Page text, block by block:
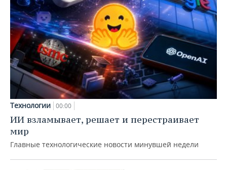
Технологии 00:00
ИИ взламывает, решает и перестраивает
мир
Главные технологические новости минувшей недели